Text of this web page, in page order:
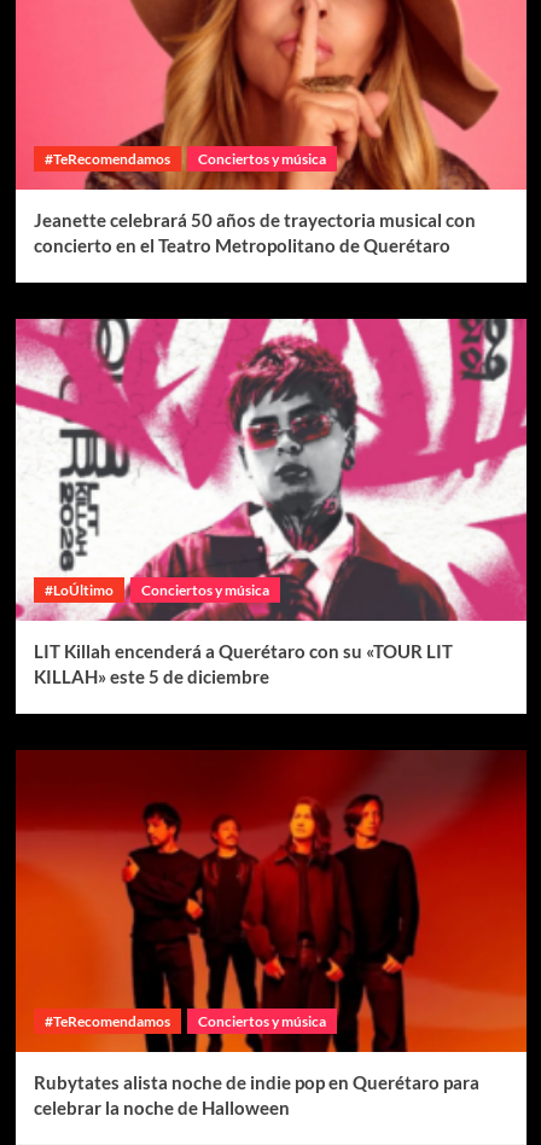
#TeRecomendamos Conciertos y música
Jeanette celebrará 50 años de trayectoria musical con
concierto en el Teatro Metropolitano de Querétaro
#LoÚltimo Conciertos y música
LIT Killah encenderá a Querétaro con su «TOUR LIT
KILLAH» este 5 de diciembre
#TeRecomendamos Conciertos y música
Rubytates alista noche de indie pop en Querétaro para
celebrar la noche de Halloween